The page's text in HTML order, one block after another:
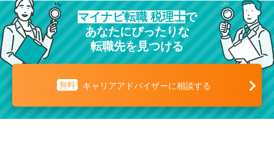
マイナビ転職 税理士で
あなたにぴったりな
転職先を見つける
無料 キャリアアドバイザーに相談する